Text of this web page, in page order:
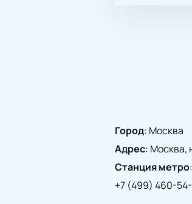
Город: Москва
Адрес: Москва,
Станция метро:
+7 (499) 460-